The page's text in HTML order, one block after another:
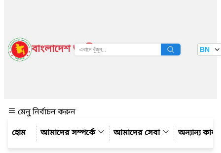
বাংলাদেশ জাতীয় তথ্য বাতায়ন BN
মেনু নির্বাচন করুন
আমাদের সম্পর্কে
আমাদের সেবা অন্যান্য